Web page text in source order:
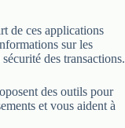
de ces applications
sur les
des transactions.
des outils pour
et vous aident à